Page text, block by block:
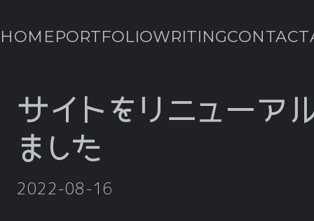
HOMEPORTFOLIOWRITINGCONTACT
サイトをリニューア
ました
2022-08-16